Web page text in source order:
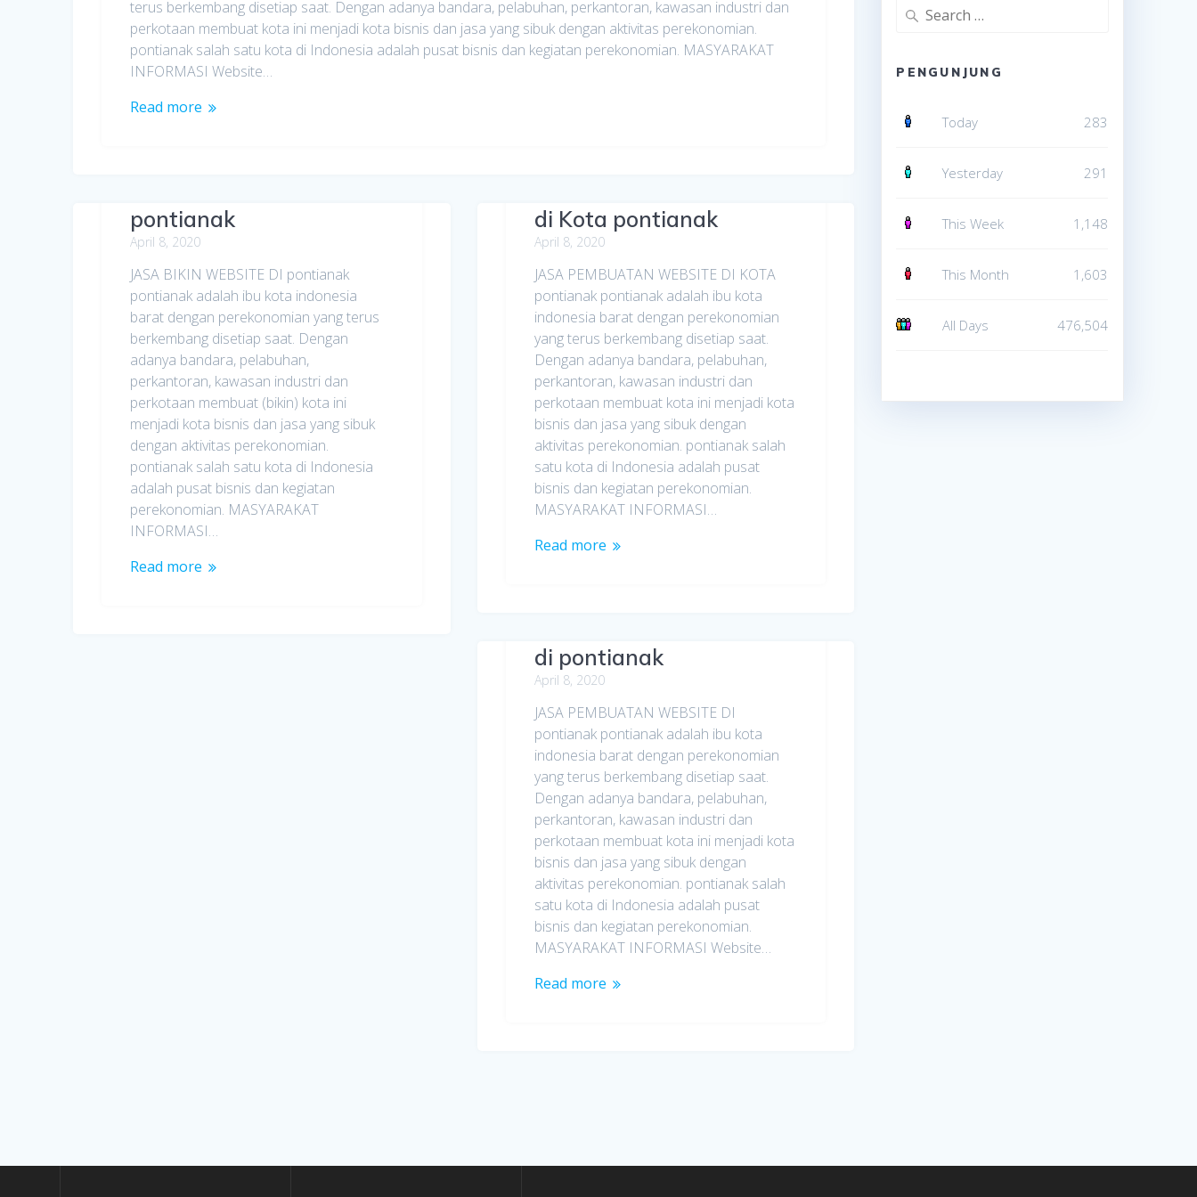
terus berkembang disetiap saat. Dengan adanya bandara, pelabuhan, perkantoran, kawasan industri dan
perkotaan membuat kota ini menjadi kota bisnis dan jasa yang sibuk dengan aktivitas perekonomian.
pontianak salah satu kota di Indonesia adalah pusat bisnis dan kegiatan perekonomian. MASYARAKAT
INFORMASI Website…
Read more
pontianak
April 8, 2020
JASA BIKIN WEBSITE DI pontianak
pontianak adalah ibu kota indonesia
barat dengan perekonomian yang terus
berkembang disetiap saat. Dengan
adanya bandara, pelabuhan,
perkantoran, kawasan industri dan
perkotaan membuat (bikin) kota ini
menjadi kota bisnis dan jasa yang sibuk
dengan aktivitas perekonomian.
pontianak salah satu kota di Indonesia
adalah pusat bisnis dan kegiatan
perekonomian. MASYARAKAT
INFORMASI…
Read more
di Kota pontianak
April 8, 2020
JASA PEMBUATAN WEBSITE DI KOTA
pontianak pontianak adalah ibu kota
indonesia barat dengan perekonomian
yang terus berkembang disetiap saat.
Dengan adanya bandara, pelabuhan,
perkantoran, kawasan industri dan
perkotaan membuat kota ini menjadi kota
bisnis dan jasa yang sibuk dengan
aktivitas perekonomian. pontianak salah
satu kota di Indonesia adalah pusat
bisnis dan kegiatan perekonomian.
MASYARAKAT INFORMASI…
Read more
di pontianak
April 8, 2020
JASA PEMBUATAN WEBSITE DI
pontianak pontianak adalah ibu kota
indonesia barat dengan perekonomian
yang terus berkembang disetiap saat.
Dengan adanya bandara, pelabuhan,
perkantoran, kawasan industri dan
perkotaan membuat kota ini menjadi kota
bisnis dan jasa yang sibuk dengan
aktivitas perekonomian. pontianak salah
satu kota di Indonesia adalah pusat
bisnis dan kegiatan perekonomian.
MASYARAKAT INFORMASI Website…
Read more
Search
PENGUNJUNG
Today 283
Yesterday 291
This Week 1,148
This Month 1,603
All Days 476,504